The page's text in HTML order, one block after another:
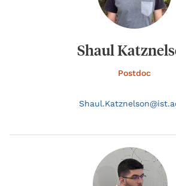
Shaul
Postdoc
Shaul.Katznelson@